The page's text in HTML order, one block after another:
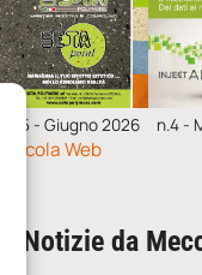
n.5 - Giugno 2026 n.4 -
Edicola Web
Notizie da